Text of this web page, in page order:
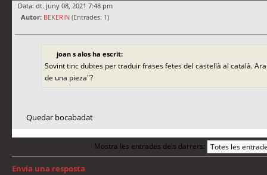
Data: dt. juny 08, 2021 7:48 pm
Autor: BEKERIN (Entrades: 1)
joan s alos ha escrit:
Sovint tinc dubtes per traduir frases fetes del castellà al català.
de una pieza"?
Quedar bocabadat
Mostra les entrades dels darrers:
Envia una resposta